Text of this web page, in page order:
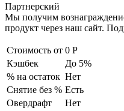
Партнерский
Мы получим
продукт через наш сайт.
Стоимость от 0 Р
Кэшбек
До 5%
% на остаток Нет
Снятие без % Есть
Овердрафт
Нет